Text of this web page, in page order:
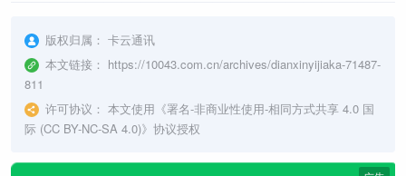
版权归属： 卡云通讯
本文链接： https://10043.com.cn/archives/dianxinyijiaka-71487-
811
许可协议： 本文使用《署名-非商业性使用-相同方式共享 4.0 国
际 (CC BY-NC-SA 4.0)》协议授权